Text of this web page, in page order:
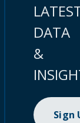
DATA
&
Sign